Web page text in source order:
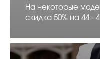
На некоторые
скидка 50% на 44 -